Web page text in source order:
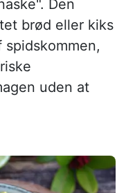
Den
brød eller kiks
uden at